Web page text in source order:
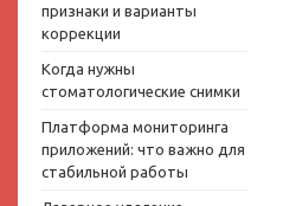
признаки и варианты
коррекции
Когда нужны
стоматологические снимки
Платформа мониторинга
приложений: что важно для
стабильной работы